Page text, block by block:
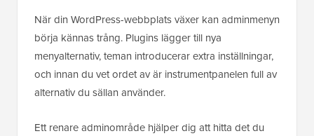
När din WordPress-webbplats växer kan adminmenyn
börja kännas trång. Plugins lägger till nya
menyalternativ, teman introducerar extra inställningar,
och innan du vet ordet av är instrumentpanelen full av
alternativ du sällan använder.
Ett renare adminområde hjälper dig att hitta det du